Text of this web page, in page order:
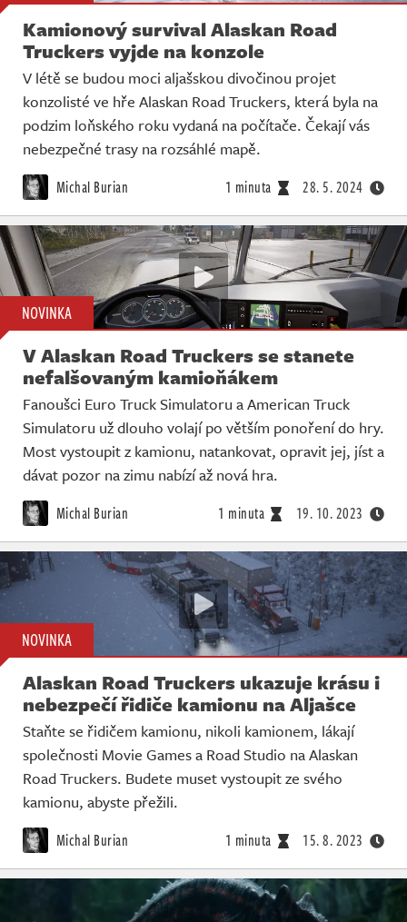
Kamionový survival Alaskan Road
Truckers vyjde na konzole
V létě se budou moci aljašskou divočinou projet
konzolisté ve hře Alaskan Road Truckers, která byla na
podzim loňského roku vydaná na počítače. Čekají vás
nebezpečné trasy na rozsáhlé mapě.
Michal Burian 1 minuta 28. 5. 2024
NOVINKA
V Alaskan Road Truckers se stanete
nefalšovaným kamioňákem
Fanoušci Euro Truck Simulatoru a American Truck
Simulatoru už dlouho volají po větším ponoření do hry.
Most vystoupit z kamionu, natankovat, opravit jej, jíst a
dávat pozor na zimu nabízí až nová hra.
Michal Burian 1 minuta 19. 10. 2023
NOVINKA
Alaskan Road Truckers ukazuje krásu i
nebezpečí řidiče kamionu na Aljašce
Staňte se řidičem kamionu, nikoli kamionem, lákají
společnosti Movie Games a Road Studio na Alaskan
Road Truckers. Budete muset vystoupit ze svého
kamionu, abyste přežili.
Michal Burian 1 minuta 15. 8. 2023